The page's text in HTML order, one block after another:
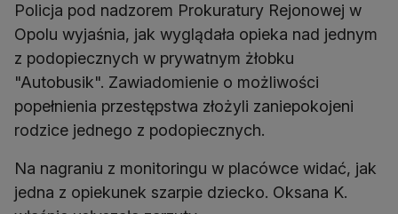
Policja pod nadzorem Prokuratury Rejonowej w
Opolu wyjaśnia, jak wyglądała opieka nad jednym
z podopiecznych w prywatnym żłobku
"Autobusik". Zawiadomienie o możliwości
popełnienia przestępstwa złożyli zaniepokojeni
rodzice jednego z podopiecznych.
Na nagraniu z monitoringu w placówce widać, jak
jedna z opiekunek szarpie dziecko. Oksana K.